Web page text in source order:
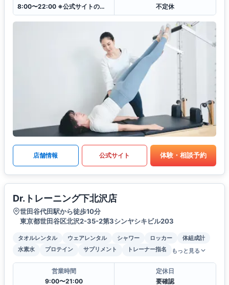
8:00〜22:00 ※公式サイトのレッスンスケジュール表をご参照下さい
不定休
店舗情報 公式サイト 体験・相談予約
Dr.トレーニング下北沢店
世田谷代田駅から徒歩10分
東京都世田谷区北沢2-35-2第3シンヤシキビル203
タオルレンタル ウェアレンタル シャワー ロッカー
体組成計
水素水
プロテイン サプリメント トレーナー指名 もっと見る
営業時間
9:00〜21:00
定休日
要確認